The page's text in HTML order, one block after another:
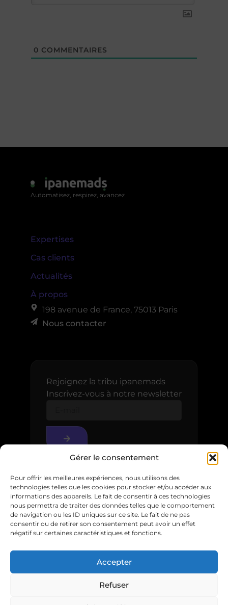
Gérer le consentement
Pour offrir les meilleures expériences, nous utilisons des
technologies telles que les cookies pour stocker et/ou accéder aux
informations des appareils. Le fait de consentir à ces technologies
nous permettra de traiter des données telles que le comportement
de navigation ou les ID uniques sur ce site. Le fait de ne pas
consentir ou de retirer son consentement peut avoir un effet
négatif sur certaines caractéristiques et fonctions.
Accepter
Refuser
0 COMMENTAIRES
Automatisez, respirez, avancez
Expertises
Cas clients
Actualités
À propos
198 avenue de France, 75013 Paris
Nous contacter
Rejoignez la tribu ipanemads
Inscrivez-vous à notre newsletter
© 2025
Mentions légales